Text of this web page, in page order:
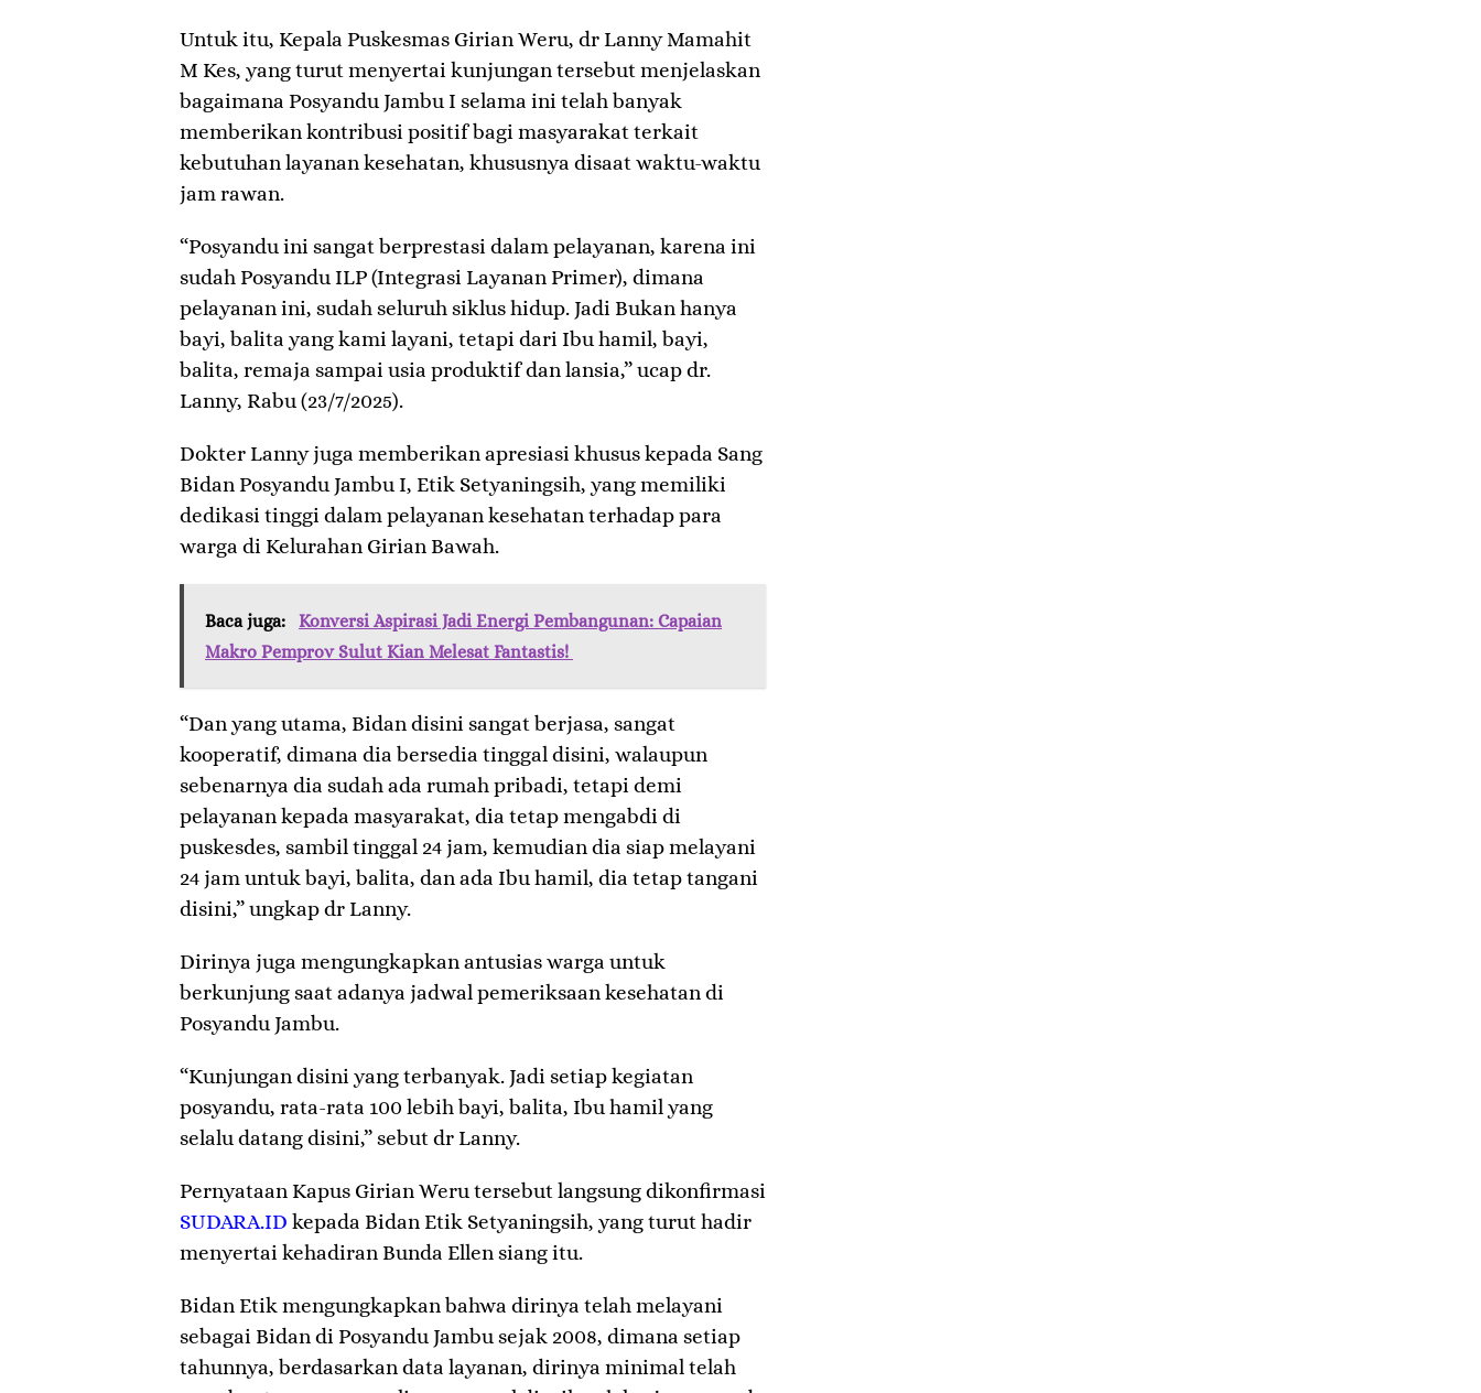
Untuk itu, Kepala Puskesmas Girian Weru, dr Lanny Mamahit
M Kes, yang turut menyertai kunjungan tersebut menjelaskan
bagaimana Posyandu Jambu I selama ini telah banyak
memberikan kontribusi positif bagi masyarakat terkait
kebutuhan layanan kesehatan, khususnya disaat waktu-waktu
jam rawan.
“Posyandu ini sangat berprestasi dalam pelayanan, karena ini
sudah Posyandu ILP (Integrasi Layanan Primer), dimana
pelayanan ini, sudah seluruh siklus hidup. Jadi Bukan hanya
bayi, balita yang kami layani, tetapi dari Ibu hamil, bayi,
balita, remaja sampai usia produktif dan lansia,” ucap dr.
Lanny, Rabu (23/7/2025).
Dokter Lanny juga memberikan apresiasi khusus kepada Sang
Bidan Posyandu Jambu I, Etik Setyaningsih, yang memiliki
dedikasi tinggi dalam pelayanan kesehatan terhadap para
warga di Kelurahan Girian Bawah.
Baca juga:
Konversi Aspirasi Jadi Energi Pembangunan: Capaian
Makro Pemprov Sulut Kian Melesat Fantastis!
“Dan yang utama, Bidan disini sangat berjasa, sangat
kooperatif, dimana dia bersedia tinggal disini, walaupun
sebenarnya dia sudah ada rumah pribadi, tetapi demi
pelayanan kepada masyarakat, dia tetap mengabdi di
puskesdes, sambil tinggal 24 jam, kemudian dia siap melayani
24 jam untuk bayi, balita, dan ada Ibu hamil, dia tetap tangani
disini,” ungkap dr Lanny.
Dirinya juga mengungkapkan antusias warga untuk
berkunjung saat adanya jadwal pemeriksaan kesehatan di
Posyandu Jambu.
“Kunjungan disini yang terbanyak. Jadi setiap kegiatan
posyandu, rata-rata 100 lebih bayi, balita, Ibu hamil yang
selalu datang disini,” sebut dr Lanny.
Pernyataan Kapus Girian Weru tersebut langsung dikonfirmasi
SUDARA.ID kepada Bidan Etik Setyaningsih, yang turut hadir
menyertai kehadiran Bunda Ellen siang itu.
Bidan Etik mengungkapkan bahwa dirinya telah melayani
sebagai Bidan di Posyandu Jambu sejak 2008, dimana setiap
tahunnya, berdasarkan data layanan, dirinya minimal telah